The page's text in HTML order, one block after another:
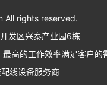
All rights reserved.
发区兴泰产业园6栋
高的工作效率满足客户的
线设备服务商